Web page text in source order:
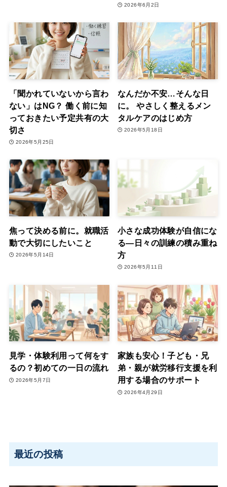
2026年6月2日
「聞かれていないから言わ
ない」はNG？ 働く前に知
っておきたい予定共有の大
切さ
2026年5月25日
なんだか不安…そんな日
に。 やさしく整えるメン
タルケアのはじめ方
2026年5月18日
焦って決める前に。就職活
動で大切にしたいこと
2026年5月14日
小さな成功体験が自信にな
る―日々の訓練の積み重ね
方
2026年5月11日
見学・体験利用って何をす
るの？初めての一日の流れ
2026年5月7日
家族も安心！子ども・兄
弟・親が就労移行支援を利
用する場合のサポート
2026年4月29日
最近の投稿